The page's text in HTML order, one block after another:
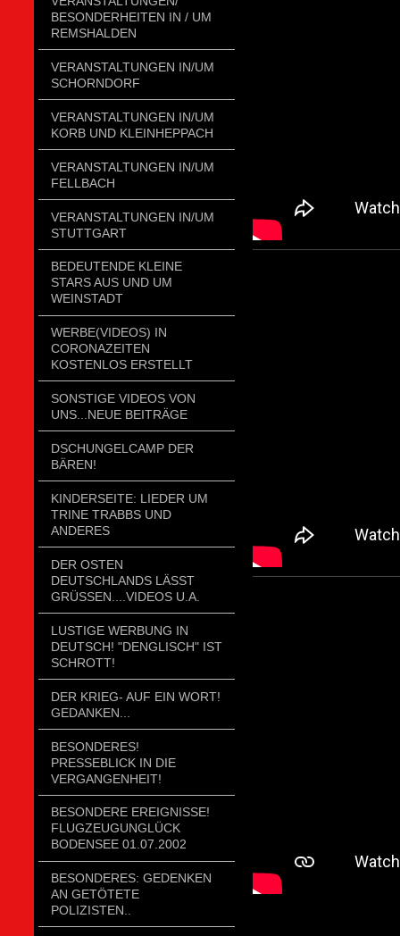
BESONDERHEITEN IN / UM
REMSHALDEN
VERANSTALTUNGEN IN/UM
SCHORNDORF
VERANSTALTUNGEN IN/UM
KORB UND KLEINHEPPACH
VERANSTALTUNGEN IN/UM
FELLBACH
VERANSTALTUNGEN IN/UM
STUTTGART
BEDEUTENDE KLEINE
STARS AUS UND UM
WEINSTADT
WERBE(VIDEOS) IN
CORONAZEITEN
KOSTENLOS ERSTELLT
SONSTIGE VIDEOS VON
UNS...NEUE BEITRÄGE
DSCHUNGELCAMP DER
BÄREN!
KINDERSEITE: LIEDER UM
TRINE TRABBS UND
ANDERES
DER OSTEN
DEUTSCHLANDS LÄSST
GRÜSSEN....VIDEOS U.A.
LUSTIGE WERBUNG IN
DEUTSCH! "DENGLISCH" IST
SCHROTT!
DER KRIEG- AUF EIN WORT!
GEDANKEN...
BESONDERES!
PRESSEBLICK IN DIE
VERGANGENHEIT!
BESONDERE EREIGNISSE!
FLUGZEUGUNGLÜCK
BODENSEE 01.07.2002
BESONDERES: GEDENKEN
AN GETÖTETE
POLIZISTEN..